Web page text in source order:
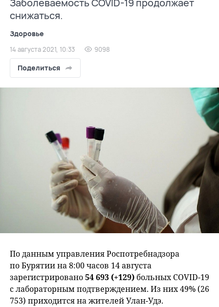
Заболеваемость COVID-19 продолжает
снижаться.
Здоровье
14 августа 2021, 10:33 9098
Поделиться
По данным управления Роспотребнадзора
по Бурятии на 8:00 часов 14 августа
зарегистрировано54 693 (+129)больных COVID-19
с лабораторным подтверждением. Из них 49% (26
753) приходится на жителей Улан-Удэ.